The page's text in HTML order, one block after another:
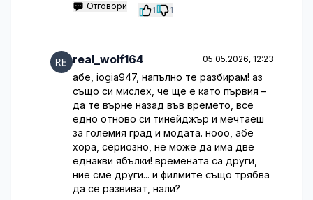
Отговори 1 1
real_wolf164 05.05.2026, 12:23
абе, iogia947, напълно те разбирам! аз
също си мислех, че ще е като първия –
да те върне назад във времето, все
едно отново си тинейджър и мечтаеш
за големия град и модата. нооо, абе
хора, сериозно, не може да има две
еднакви ябълки! времената са други,
ние сме други... и филмите също трябва
да се развиват, нали?